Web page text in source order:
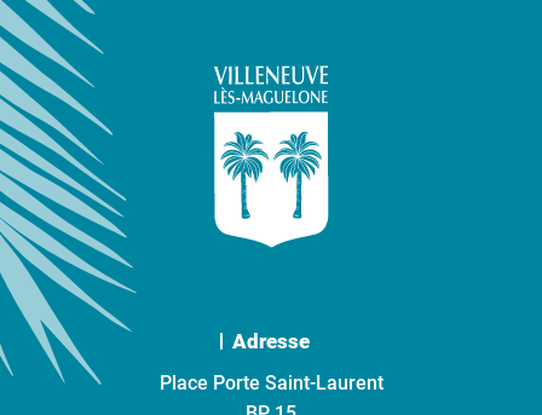
Adresse
Place Porte Saint-Laurent